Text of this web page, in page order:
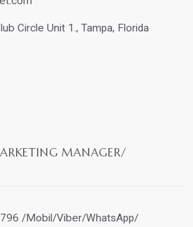
Circle Unit 1., Tampa, Florida
MANAGER/
/Mobil/Viber/WhatsApp/